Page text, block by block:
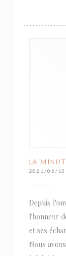
LA
2021/06/10
Depuis
l'honneur
et ses
Nous